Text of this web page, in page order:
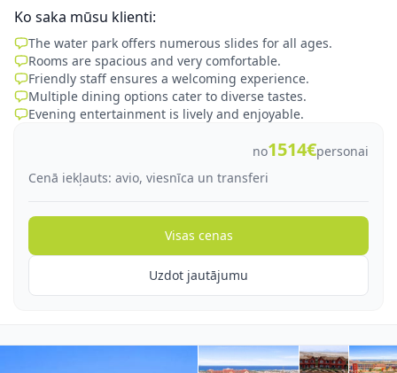
Ko saka mūsu klienti:
The water park offers numerous slides for all ages.
Rooms are spacious and very comfortable.
Friendly staff ensures a welcoming experience.
Multiple dining options cater to diverse tastes.
Evening entertainment is lively and enjoyable.
no1514€personai
Cenā iekļauts: avio, viesnīca un transferi
Visas cenas
Uzdot jautājumu